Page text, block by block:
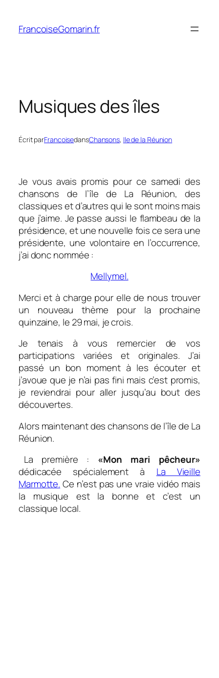
contenu
FrancoiseGomarin.fr
Musiques des îles
Écrit parFrancoisedansChansons, Ile de la Réunion
Je vous avais promis pour ce samedi des
chansons de l’île de La Réunion, des
classiques et d’autres qui le sont moins mais
que j’aime. Je passe aussi le flambeau de la
présidence, et une nouvelle fois ce sera une
présidente, une volontaire en l’occurrence,
j’ai donc nommée :
Mellymel.
Merci et à charge pour elle de nous trouver
un nouveau thème pour la prochaine
quinzaine, le 29 mai, je crois.
Je tenais à vous remercier de vos
participations variées et originales. J’ai
passé un bon moment à les écouter et
j’avoue que je n’ai pas fini mais c’est promis,
je reviendrai pour aller jusqu’au bout des
découvertes.
Alors maintenant des chansons de l’île de La
Réunion.
La première : «Mon mari pêcheur»
dédicacée spécialement à La Vieille
Marmotte. Ce n’est pas une vraie vidéo mais
la musique est la bonne et c’est un
classique local.